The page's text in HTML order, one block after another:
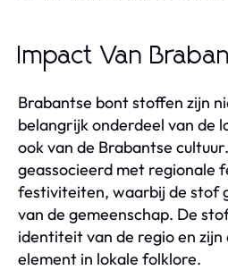
Impact Van
Brabantse bont stoffen zijn
belangrijk onderdeel van de
ook van de Brabantse
geassocieerd met regionale
festiviteiten, waarbij de stof
van de gemeenschap. De
identiteit van de regio en zijn
element in lokale folklore.